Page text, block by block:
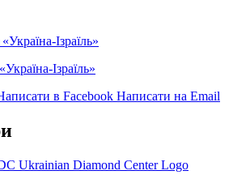
Ізраїль»
Ізраїль»
в Facebook Написати на Email